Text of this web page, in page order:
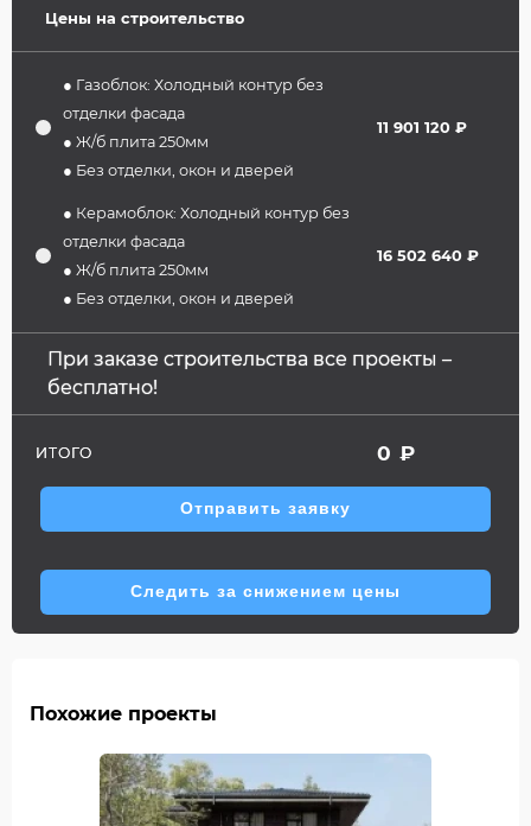
Цены на строительство
● Газоблок: Холодный контур без
отделки фасада
● Ж/б плита 250мм
● Без отделки, окон и дверей
11 901 120 ₽
● Керамоблок: Холодный контур без
отделки фасада
● Ж/б плита 250мм
● Без отделки, окон и дверей
16 502 640 ₽
При заказе строительства все проекты –
бесплатно!
ИТОГО 0 ₽
Отправить заявку
Следить за снижением цены
Похожие проекты